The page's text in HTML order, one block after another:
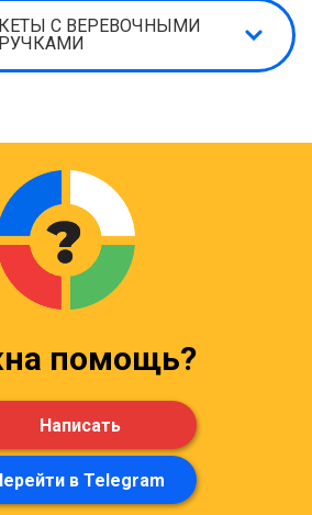
С ВЕРЕВОЧНЫМИ
РУЧКАМИ
помощь?
Написать
в Telegram